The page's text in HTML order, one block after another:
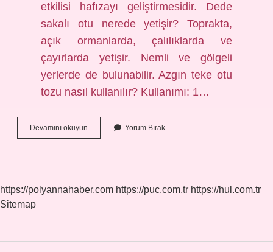
etkilisi hafızayı geliştirmesidir. Dede
sakalı otu nerede yetişir? Toprakta,
açık ormanlarda, çalılıklarda ve
çayırlarda yetişir. Nemli ve gölgeli
yerlerde de bulunabilir. Azgın teke otu
tozu nasıl kullanılır? Kullanımı: 1…
Devamını okuyun
Sakalı
Yorum Bırak
https://polyannahaber.com https://puc.com.tr https://hul.com.tr
Sitemap